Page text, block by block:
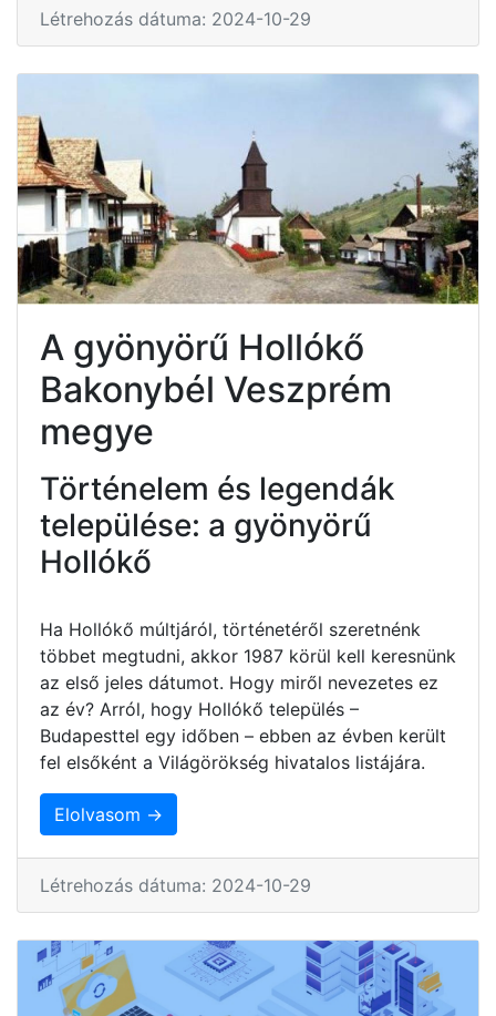
Létrehozás dátuma: 2024-10-29
A gyönyörű Hollókő
Bakonybél Veszprém
megye
Történelem és legendák
települése: a gyönyörű
Hollókő
Ha Hollókő múltjáról, történetéről szeretnénk
többet megtudni, akkor 1987 körül kell keresnünk
az első jeles dátumot. Hogy miről nevezetes ez
az év? Arról, hogy Hollókő település –
Budapesttel egy időben – ebben az évben került
fel elsőként a Világörökség hivatalos listájára.
Elolvasom →
Létrehozás dátuma: 2024-10-29